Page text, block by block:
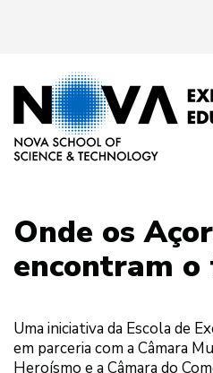
Onde os
encontram
Uma iniciativa da Escola de
em parceria com a Câmara
Heroísmo e a Câmara do